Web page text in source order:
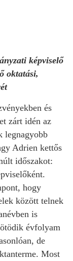
képviselő
oktatási,
és
zárt idén az
legnagyobb
Adrien kettős
időszakot:
hogy
között telnek
is
évfolyam
de
Most